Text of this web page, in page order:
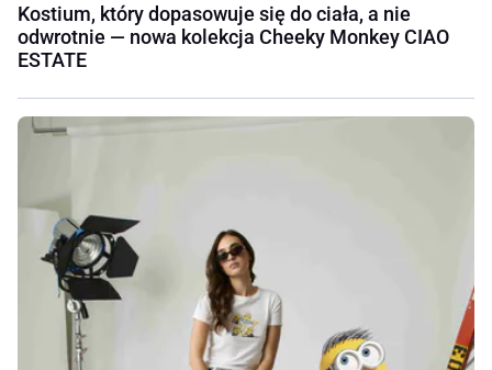
Kostium, który dopasowuje się do ciała, a nie
odwrotnie — nowa kolekcja Cheeky Monkey CIAO
ESTATE